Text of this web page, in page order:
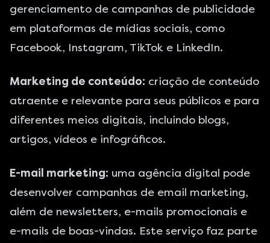
gerenciamento de campanhas de publicidade
em plataformas de mídias sociais, como
Facebook, Instagram, TikTok e LinkedIn.
Marketing de conteúdo: criação de conteúdo
atraente e relevante para seus públicos e para
diferentes meios digitais, incluindo blogs,
artigos, vídeos e infográficos.
E-mail marketing: uma agência digital pode
desenvolver campanhas de email marketing,
além de newsletters, e-mails promocionais e
e-mails de boas-vindas. Este serviço faz parte